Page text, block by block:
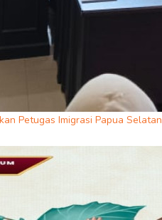
Petugas Imigrasi Papua Selatan